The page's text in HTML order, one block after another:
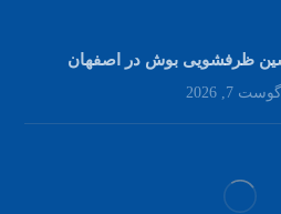
ظرفشویی بوش در اصفهان
آگوست 7, 2026